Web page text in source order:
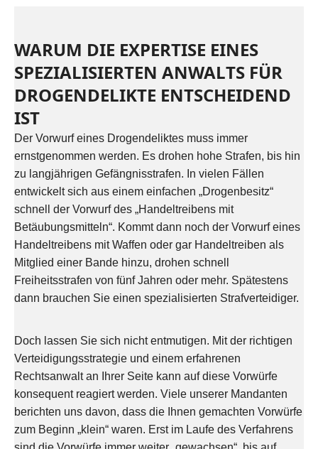
WARUM DIE EXPERTISE EINES
SPEZIALISIERTEN ANWALTS FÜR
DROGENDELIKTE ENTSCHEIDEND
IST
Der Vorwurf eines Drogendeliktes muss immer
ernstgenommen werden. Es drohen hohe Strafen, bis hin
zu langjährigen Gefängnisstrafen. In vielen Fällen
entwickelt sich aus einem einfachen „Drogenbesitz“
schnell der Vorwurf des „Handeltreibens mit
Betäubungsmitteln“. Kommt dann noch der Vorwurf eines
Handeltreibens mit Waffen oder gar Handeltreiben als
Mitglied einer Bande hinzu, drohen schnell
Freiheitsstrafen von fünf Jahren oder mehr. Spätestens
dann brauchen Sie einen spezialisierten Strafverteidiger.
Doch lassen Sie sich nicht entmutigen. Mit der richtigen
Verteidigungsstrategie und einem erfahrenen
Rechtsanwalt an Ihrer Seite kann auf diese Vorwürfe
konsequent reagiert werden. Viele unserer Mandanten
berichten uns davon, dass die Ihnen gemachten Vorwürfe
zum Beginn „klein“ waren. Erst im Laufe des Verfahrens